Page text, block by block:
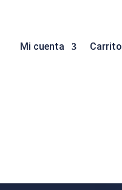
Mi cuenta Carrito